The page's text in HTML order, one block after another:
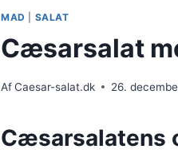
MAD SALAT
Cæsarsalat
AfCaesar-salat.dk 26.
Cæsarsalatens